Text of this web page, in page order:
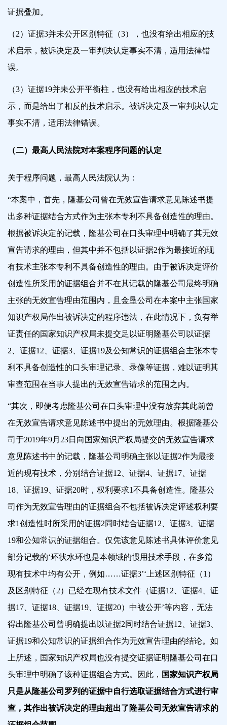
证据叠加。
（2） 证据3并未公开区别特征（3）， 也没有给出相应的技
术启示，被诉决定及一审判决认定事实不清，适用法律错
误。
（3）证据19并未公开平衡柱，也没有给出相应的技术启
示，而是给出了相反的技术启示。被诉决定及一审判决认定
事实不清，适用法律错误。
（二）最高人民法院对本案程序问题的认定
关于程序问题，最高人民法院认为：
“本案中，首先，隆基公司曾在无效宣告请求意见陈述书提
出多种证据结合方式作为主张本专利不具备创造性的理由。
根据被诉决定的记载，隆基公司在口头审理中明确了其无效
宣告请求的理由，但其中并不包括以证据2作为最接近的现
有技术主张本专利不具备创造性的理由。由于被诉决定评价
创造性所采用的证据组合并不在其记载的隆基公司最终明确
主张的无效宣告理由范围内，且金垦公司在本案中主张国家
知识产权局作出被诉决定的程序违法，在此情况下，负有举
证责任的国家知识产权局未提交足以证明隆基公司以证据
2、证据12、证据3、证据19及公知常识的证据组合主张本专
利不具备创造性的口头审理记录、录像等证据，难以证明其
审查范围在当事人提出的无效宣告请求的范围之内。
“其次，即便考虑隆基公司在口头审理中没有放弃其此前曾
在无效宣告请求意见陈述书中提出的无效理由。根据隆基公
司于2019年9月23日向国家知识产权局提交的无效宣告请求
意见陈述书中的记载，隆基公司明确主张以证据2作为最接
近的现有技术，分别结合证据12、证据4、证据17、证据
18、证据19、证据20时，权利要求1不具备创造性。隆基公
司作为无效宣告理由的证据组合不包括被诉决定评述权利要
求1创造性时所采用的证据2同时结合证据12、证据3、证据
19和公知常识的证据组合。仅凭该意见陈述书具体评价意见
部分记载的‘环状水环也是本领域的惯用技术手段，在多篇
现有技术中均有公开，例如……证据3’‘ 上述区别特征（1）
及区别特征（2）已经在现有技术文件（证据12、证据4、证
据17、证据18、证据19、证据20）中被公开’等内容，无法
得出隆基公司曾明确提出以证据2同时结合证据12、证据3、
证据19和公知常识的证据组合作为无效宣告理由的结论。如
上所述，国家知识产权局也没有提交证据证明隆基公司在口
头审理中明确了该种证据组合方式。因此， 国家知识产权局
只是从隆基公司罗列的证据中自行选取证据结合方式进行审
查，其作出被诉决定的理由超出了隆基公司无效宣告请求的